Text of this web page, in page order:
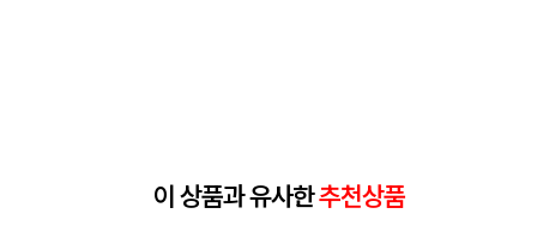
이 상품과 유사한추천상품